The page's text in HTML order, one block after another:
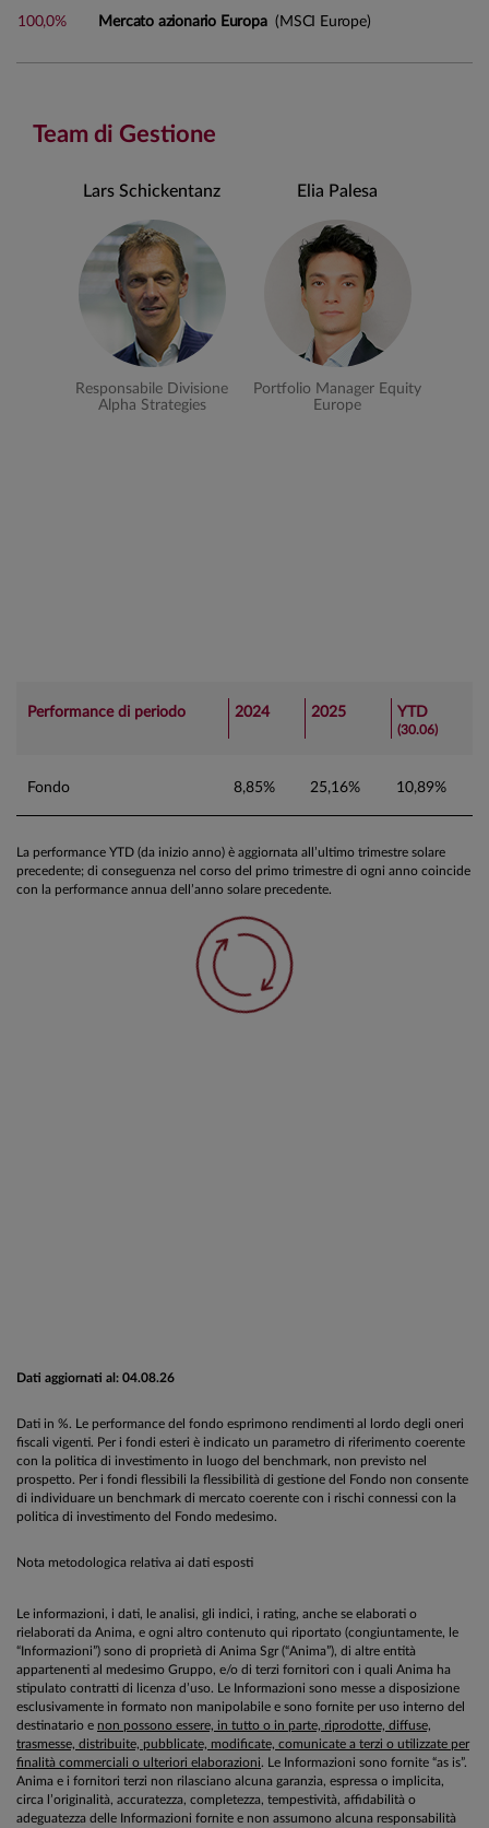
100,0% Mercato azionario Europa(MSCI Europe)
Team di Gestione
Lars Schickentanz
Responsabile Divisione
Alpha Strategies
Elia Palesa
Portfolio Manager Equity
Europe
Performance di periodo 2024 2025 YTD
(30.06)
Fondo 8,85% 25,16% 10,89%
La performance YTD (da inizio anno) è aggiornata all’ultimo trimestre solare
precedente; di conseguenza nel corso del primo trimestre di ogni anno coincide
con la performance annua dell’anno solare precedente.
Dati aggiornati al: 04.08.26
Dati in %. Le performance del fondo esprimono rendimenti al lordo degli oneri
fiscali vigenti. Per i fondi esteri è indicato un parametro di riferimento coerente
con la politica di investimento in luogo del benchmark, non previsto nel
prospetto. Per i fondi flessibili la flessibilità di gestione del Fondo non consente
di individuare un benchmark di mercato coerente con i rischi connessi con la
politica di investimento del Fondo medesimo.
Nota metodologica relativa ai dati esposti
Le informazioni, i dati, le analisi, gli indici, i rating, anche se elaborati o
rielaborati da Anima, e ogni altro contenuto qui riportato (congiuntamente, le
“Informazioni”) sono di proprietà di Anima Sgr (“Anima”), di altre entità
appartenenti al medesimo Gruppo, e/o di terzi fornitori con i quali Anima ha
stipulato contratti di licenza d’uso. Le Informazioni sono messe a disposizione
esclusivamente in formato non manipolabile e sono fornite per uso interno del
destinatario e non possono essere, in tutto o in parte, riprodotte, diffuse,
trasmesse, distribuite, pubblicate, modificate, comunicate a terzi o utilizzate per
finalità commerciali o ulteriori elaborazioni. Le Informazioni sono fornite “as is”.
Anima e i fornitori terzi non rilasciano alcuna garanzia, espressa o implicita,
circa l’originalità, accuratezza, completezza, tempestività, affidabilità o
adeguatezza delle Informazioni fornite e non assumono alcuna responsabilità